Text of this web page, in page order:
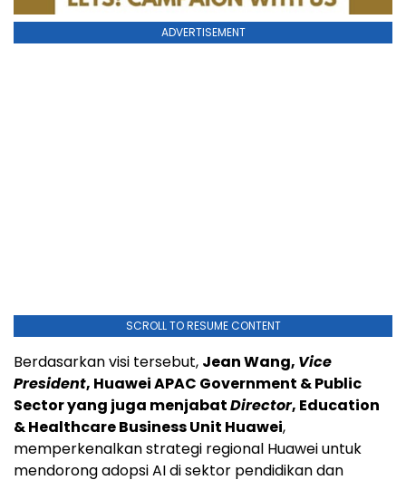
ADVERTISEMENT
SCROLL TO RESUME CONTENT
Berdasarkan visi tersebut, Jean Wang, Vice
President, Huawei APAC Government & Public
Sector yang juga menjabatDirector, Education
& Healthcare Business Unit Huawei,
memperkenalkan strategi regional Huawei untuk
mendorong adopsi AI di sektor pendidikan dan